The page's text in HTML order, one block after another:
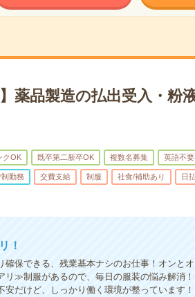
薬品製造の払出受入・粉
クOK 既卒第二新卒OK 複数名募集 英語不要
制勤務 交費支給 制服 社食/補助あり 日
！
保できる、残業基本ナシのお仕事！オンと
リ≫制服があるので、毎日の服装の悩み解消
だけど、しっかり働く環境が整っています！